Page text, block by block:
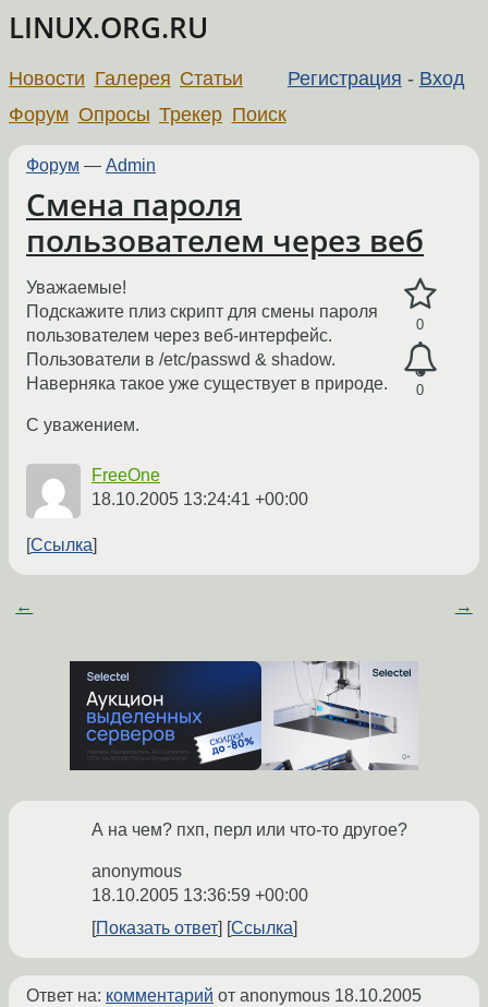
LINUX.ORG.RU
Регистрация - Вход
Новости Галерея Статьи
Форум Опросы Трекер Поиск
Форум — Admin
Смена пароля
пользователем через веб
0
0
Уважаемые!
Подскажите плиз скрипт для смены пароля
пользователем через веб-интерфейс.
Пользователи в /etc/passwd & shadow.
Наверняка такое уже существует в природе.
С уважением.
FreeOne
18.10.2005 13:24:41 +00:00
Ссылка
← →
А на чем? пхп, перл или что-то другое?
anonymous
18.10.2005 13:36:59 +00:00
Показать ответ
Ссылка
Ответ на: комментарий от anonymous 18.10.2005